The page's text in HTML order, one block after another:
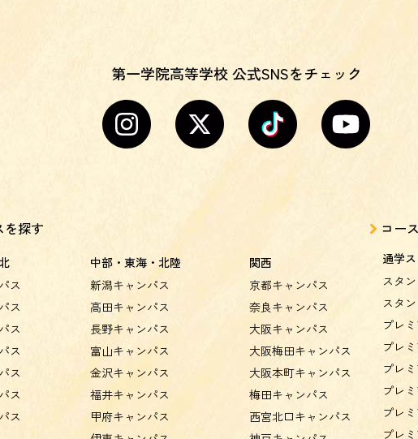
第一学院高等学校 公式SNSをチェック
を探す
ス
ス
ス
ス
ス
ス
ス
中部・東海・北陸
新潟キャンパス
高田キャンパス
長野キャンパス
富山キャンパス
金沢キャンパス
福井キャンパス
甲府キャンパス
関西
京都キャンパス
奈良キャンパス
大阪キャンパス
大阪梅田キャンパス
大阪本町キャンパス
梅田キャンパス
西宮北口キャンパス
コー
通学
スタ
スタ
プレ
プレ
プレ
プレ
プレ
プレ